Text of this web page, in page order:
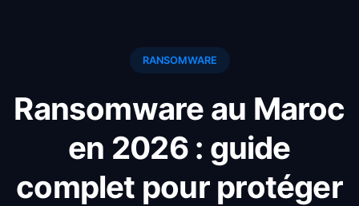
RANSOMWARE
Ransomware au Maroc
en 2026 : guide
complet pour protéger